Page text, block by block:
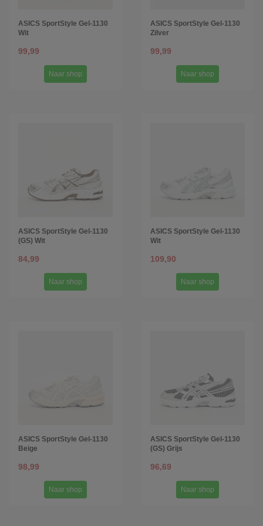
ASICS SportStyle Gel-1130
Wit
99,99
Naar shop
ASICS SportStyle Gel-1130
Zilver
99,99
Naar shop
ASICS SportStyle Gel-1130
(GS) Wit
84,99
Naar shop
ASICS SportStyle Gel-1130
Wit
109,90
Naar shop
ASICS SportStyle Gel-1130
Beige
98,99
Naar shop
ASICS SportStyle Gel-1130
(GS) Grijs
96,69
Naar shop